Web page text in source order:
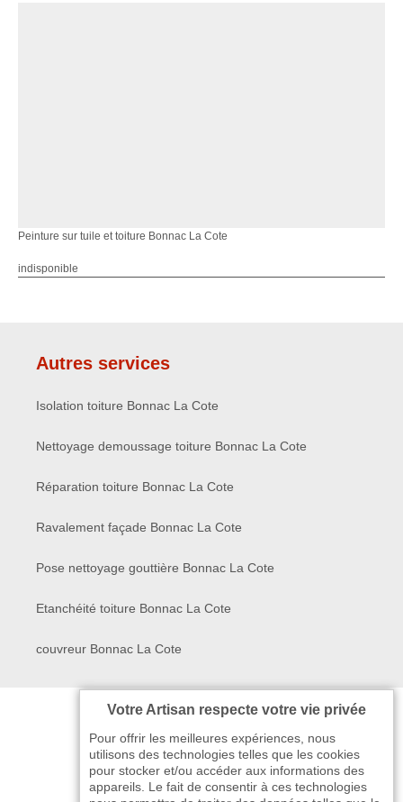
Peinture sur tuile et toiture Bonnac La Cote
indisponible
Autres services
Isolation toiture Bonnac La Cote
Nettoyage demoussage toiture Bonnac La Cote
Réparation toiture Bonnac La Cote
Ravalement façade Bonnac La Cote
Pose nettoyage gouttière Bonnac La Cote
Etanchéité toiture Bonnac La Cote
couvreur Bonnac La Cote
Votre Artisan respecte votre vie privée
Pour offrir les meilleures expériences, nous
utilisons des technologies telles que les cookies
pour stocker et/ou accéder aux informations des
appareils. Le fait de consentir à ces technologies